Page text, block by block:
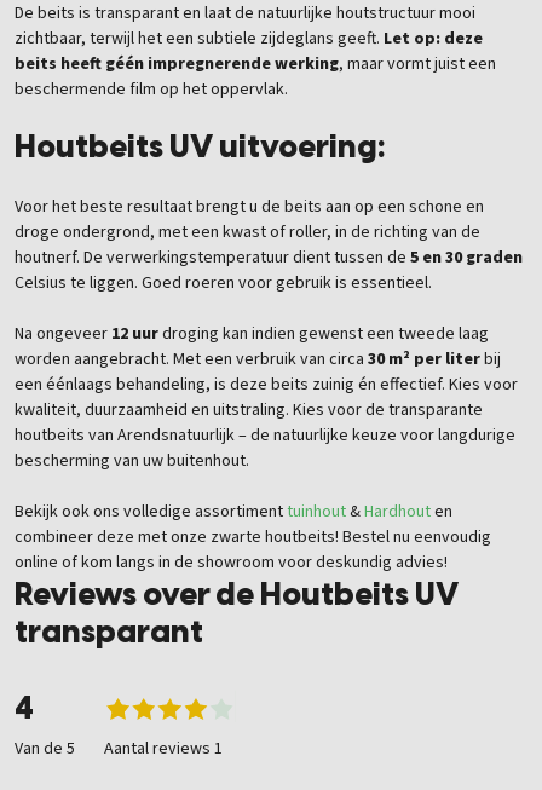
De beits is transparant en laat de natuurlijke houtstructuur mooi
zichtbaar, terwijl het een subtiele zijdeglans geeft. Let op: deze
beits heeft géén impregnerende werking, maar vormt juist een
beschermende film op het oppervlak.
Houtbeits UV uitvoering:
Voor het beste resultaat brengt u de beits aan op een schone en
droge ondergrond, met een kwast of roller, in de richting van de
houtnerf. De verwerkingstemperatuur dient tussen de 5 en 30 graden
Celsius te liggen. Goed roeren voor gebruik is essentieel.
Na ongeveer 12 uurdroging kan indien gewenst een tweede laag
worden aangebracht. Met een verbruik van circa 30 m² per literbij
een éénlaags behandeling, is deze beits zuinig én effectief. Kies voor
kwaliteit, duurzaamheid en uitstraling. Kies voor de transparante
houtbeits van Arendsnatuurlijk – de natuurlijke keuze voor langdurige
bescherming van uw buitenhout.
Bekijk ook ons volledige assortimenttuinhout&Hardhouten
combineer deze met onze zwarte houtbeits! Bestel nu eenvoudig
online of kom langs in de showroom voor deskundig advies!
Reviews over de Houtbeits UV
transparant
4
Van de 5 Aantal reviews 1